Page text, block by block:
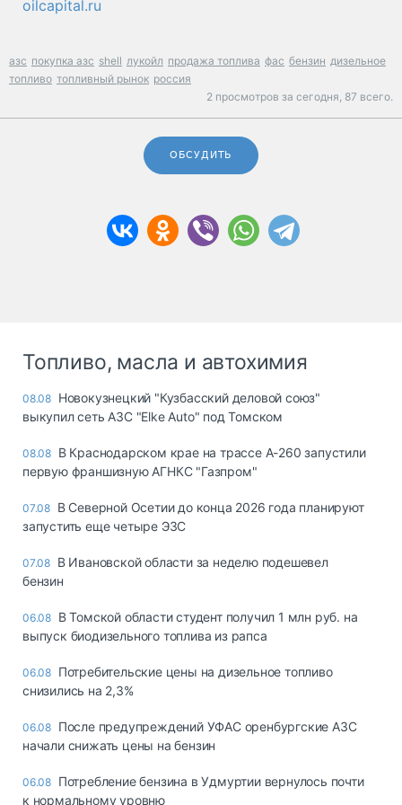
oilcapital.ru
азс покупка азс shell лукойл продажа топлива фас бензин дизельное
топливо топливный рынок россия
2 просмотров за сегодня, 87 всего.
ОБСУДИТЬ
Топливо, масла и автохимия
08.08 Новокузнецкий "Кузбасский деловой союз"
выкупил сеть АЗС "Elke Auto" под Томском
08.08 В Краснодарском крае на трассе А-260 запустили
первую франшизную АГНКС "Газпром"
07.08 В Северной Осетии до конца 2026 года планируют
запустить еще четыре ЭЗС
07.08 В Ивановской области за неделю подешевел
бензин
06.08 В Томской области студент получил 1 млн руб. на
выпуск биодизельного топлива из рапса
06.08 Потребительские цены на дизельное топливо
снизились на 2,3%
06.08 После предупреждений УФАС оренбургские АЗС
начали снижать цены на бензин
06.08 Потребление бензина в Удмуртии вернулось почти
к нормальному уровню